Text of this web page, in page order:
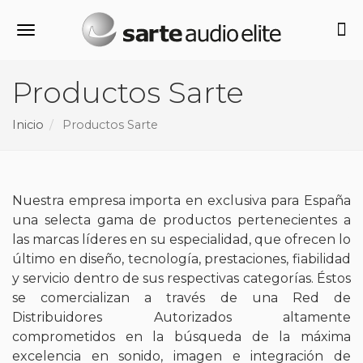
Alternar navegación
Productos Sarte
Inicio Productos Sarte
Nuestra empresa importa en exclusiva para España
una selecta gama de productos pertenecientes a
las marcas líderes en su especialidad, que ofrecen lo
último en diseño, tecnología, prestaciones, fiabilidad
y servicio dentro de sus respectivas categorías. Éstos
se comercializan a través de una Red de
Distribuidores Autorizados altamente
comprometidos en la búsqueda de la máxima
excelencia en sonido, imagen e integración de